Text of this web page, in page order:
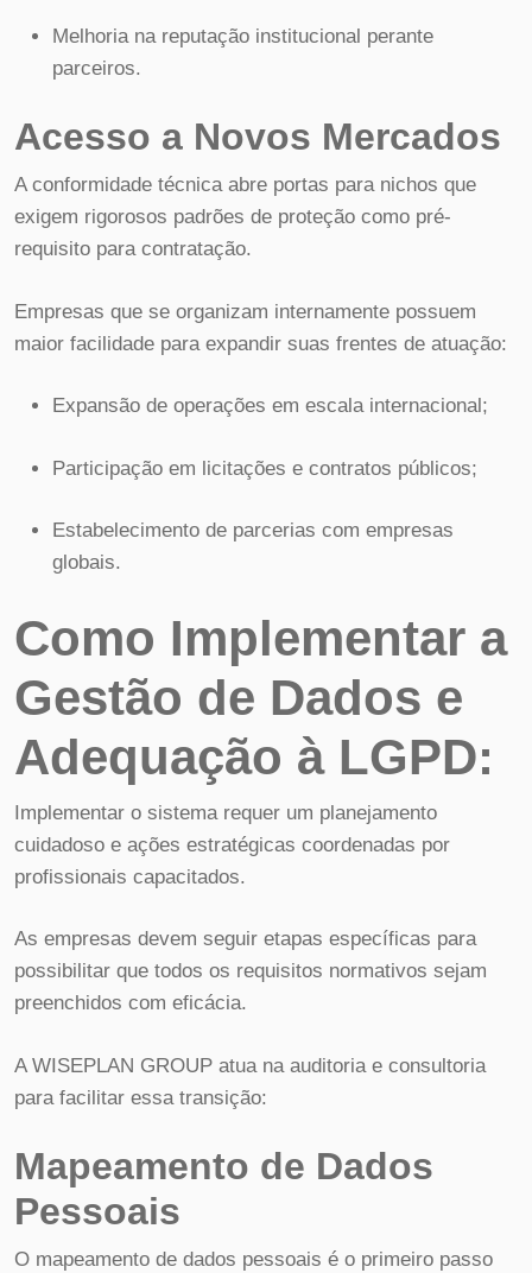
Melhoria na reputação institucional perante
parceiros.
Acesso a Novos Mercados
A conformidade técnica abre portas para nichos que
exigem rigorosos padrões de proteção como pré-
requisito para contratação.
Empresas que se organizam internamente possuem
maior facilidade para expandir suas frentes de atuação:
Expansão de operações em escala internacional;
Participação em licitações e contratos públicos;
Estabelecimento de parcerias com empresas
globais.
Como Implementar a
Gestão de Dados e
Adequação à LGPD:
Implementar o sistema requer um planejamento
cuidadoso e ações estratégicas coordenadas por
profissionais capacitados.
As empresas devem seguir etapas específicas para
possibilitar que todos os requisitos normativos sejam
preenchidos com eficácia.
A WISEPLAN GROUP atua na auditoria e consultoria
para facilitar essa transição:
Mapeamento de Dados
Pessoais
O mapeamento de dados pessoais é o primeiro passo